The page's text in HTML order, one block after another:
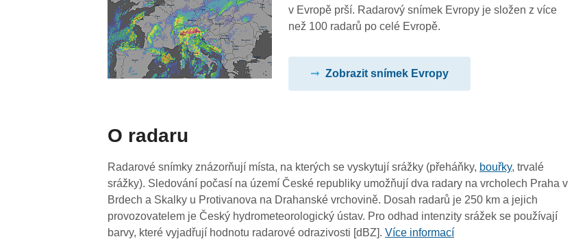
14:45
13:05
12:55
12:45
12:35
v Evropě prší. Radarový snímek Evropy je složen z více
než 100 radarů po celé Evropě.
Zobrazit snímek Evropy
O radaru
Radarové snímky znázorňují místa, na kterých se vyskytují srážky (přeháňky, bouřky, trvalé
srážky). Sledování počasí na území České republiky umožňují dva radary na vrcholech Praha v
Brdech a Skalky u Protivanova na Drahanské vrchovině. Dosah radarů je 250 km a jejich
provozovatelem je Český hydrometeorologický ústav. Pro odhad intenzity srážek se používají
barvy, které vyjadřují hodnotu radarové odrazivosti [dBZ].Více informací